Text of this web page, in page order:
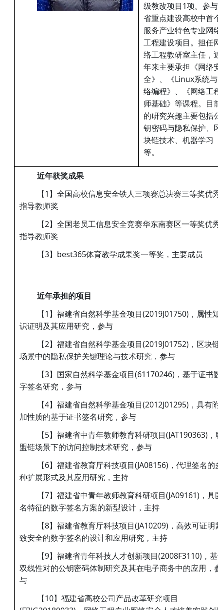
级教改项目1项。参
省重点建设高校中首
服务产业特色专业网
工程建设项目。担任
络工程教研室主任，
年来主要承担《网络
全》、《Linux系统
络编程》、《网络工
师基础》等课程。目
的研究兴趣主要包括
钥密码与隐私保护、
块链技术、机器学习
等。
近年获奖成果
【1】全国高校信息安全铁人三项赛总决赛三等奖优
指导教师奖
【2】全国老员工信息安全竞赛华东南赛区一等奖优
指导教师奖
【3】best365体育教学成果奖一等奖，主要成员
近年承担的项目
【1】福建省自然科学基金项目(2019J01750)，属性
识证明及其应用研究，参与
【2】福建省自然科学基金项目(2019J01752)，区块
场景中的隐私保护关键理论与技术研究，参与
【3】国家自然科学基金项目(61170246)，基于证书
字签名研究，参与
【4】福建省自然科学基金项目(2012J01295)，具有
加性质的基于证书签名研究，参与
【5】福建省中青年教师教育科研项目(JAT190363)，
盟链场景下的访问控制技术研究，参与
【6】福建省教育厅科技项目(JA08156)，代理签名的
种扩展形式及其应用研究，主持
【7】福建省中青年教师教育科研项目(JA09161)，具
名特征的数字签名方案的新型设计，主持
【8】福建省教育厅科技项目(JA10209)，高效可证明
致安全的数字签名的设计和应用研究，主持
【9】福建省青年科技人才创新项目(2008F3110)，
双线性对的公钥密码体制研究及其在电子商务中的应用，
与
【10】福建省高校公司产品改革研究项目